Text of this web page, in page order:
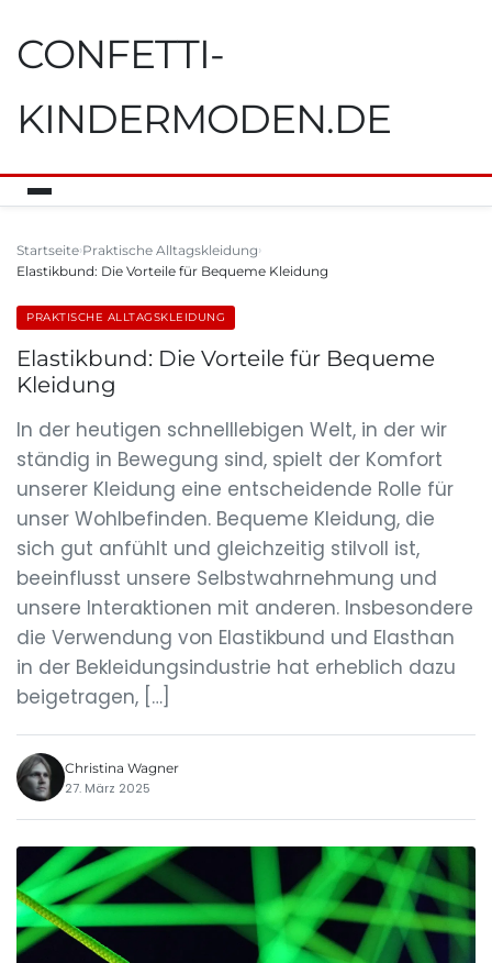
CONFETTI-
KINDERMODEN.DE
Startseite Praktische Alltagskleidung
Elastikbund: Die Vorteile für Bequeme Kleidung
PRAKTISCHE ALLTAGSKLEIDUNG
Elastikbund: Die Vorteile für Bequeme
Kleidung
In der heutigen schnelllebigen Welt, in der wir
ständig in Bewegung sind, spielt der Komfort
unserer Kleidung eine entscheidende Rolle für
unser Wohlbefinden. Bequeme Kleidung, die
sich gut anfühlt und gleichzeitig stilvoll ist,
beeinflusst unsere Selbstwahrnehmung und
unsere Interaktionen mit anderen. Insbesondere
die Verwendung von Elastikbund und Elasthan
in der Bekleidungsindustrie hat erheblich dazu
beigetragen, […]
Christina Wagner
27. März 2025